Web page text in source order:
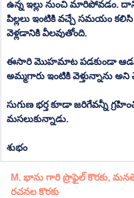
ఉన్న ఇల్లు నుంచి మారిపోవడం.
పిల్లలు ఇంటికి వచ్చే సమయం
వెళ్లడానికి వీలవుతోంది.
ఈసారి మొహమాట పడకుండా
అమ్మగారు ఇంటికి వెళ్తున్నాను అని
సుగుణ భర్త కూడా జరిగేవన్నీ
మసలుకున్నాడు.
శుభం
M. భాను గారి ప్రొఫైల్ కొరకు,
రచనల కొరకు